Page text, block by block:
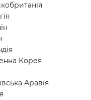
Корея
Аравія